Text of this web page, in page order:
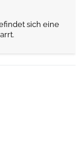
sich eine